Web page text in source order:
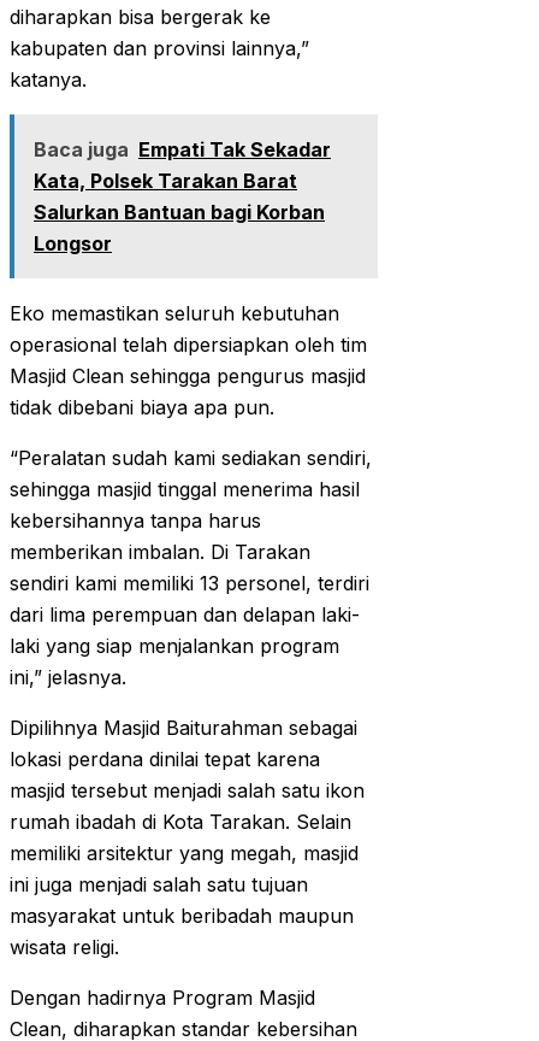
diharapkan bisa bergerak ke
kabupaten dan provinsi lainnya,”
katanya.
Baca juga Empati Tak Sekadar
Kata, Polsek Tarakan Barat
Salurkan Bantuan bagi Korban
Longsor
Eko memastikan seluruh kebutuhan
operasional telah dipersiapkan oleh tim
Masjid Clean sehingga pengurus masjid
tidak dibebani biaya apa pun.
“Peralatan sudah kami sediakan sendiri,
sehingga masjid tinggal menerima hasil
kebersihannya tanpa harus
memberikan imbalan. Di Tarakan
sendiri kami memiliki 13 personel, terdiri
dari lima perempuan dan delapan laki-
laki yang siap menjalankan program
ini,” jelasnya.
Dipilihnya Masjid Baiturahman sebagai
lokasi perdana dinilai tepat karena
masjid tersebut menjadi salah satu ikon
rumah ibadah di Kota Tarakan. Selain
memiliki arsitektur yang megah, masjid
ini juga menjadi salah satu tujuan
masyarakat untuk beribadah maupun
wisata religi.
Dengan hadirnya Program Masjid
Clean, diharapkan standar kebersihan